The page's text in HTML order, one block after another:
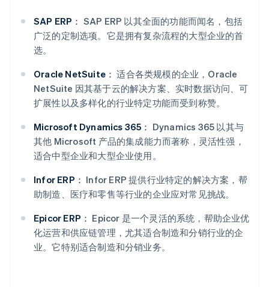
SAP ERP： SAP ERP 以其全面的功能而闻名，包括
广泛的定制选项。它是拥有复杂流程的大型企业的首
选。
Oracle NetSuite： 适合各类规模的企业，Oracle
NetSuite 因其基于云的解决方案、实时数据访问、可
扩展性以及多样化的行业特定功能而受到称赞。
Microsoft Dynamics 365： Dynamics 365 以其与
其他 Microsoft 产品的集成能力而著称，灵活性强，
适合中型企业和大型企业使用。
Infor ERP： Infor ERP 提供行业特定的解决方案，帮
助制造、医疗和零售等行业的企业应对常见挑战。
Epicor ERP： Epicor 是一个灵活的系统，帮助企业优
化运营和供应链管理，尤其适合制造和分销行业的企
业。它特别适合制造和分销业务。